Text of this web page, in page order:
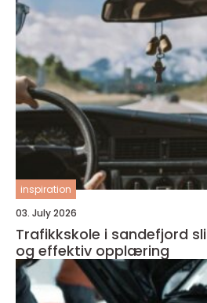
inspiration
03. July 2026
Trafikkskole i sandefjord slik finner du trygg
og effektiv opplæring